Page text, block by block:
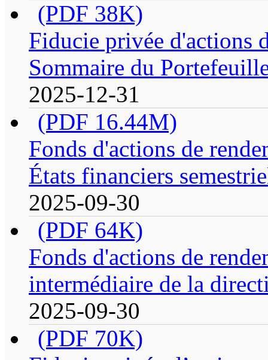
(PDF 38K)
Fiducie privée d'actions
Sommaire du
2025-12-31
(PDF 16.44M)
Fonds d'actions de
États financiers
2025-09-30
(PDF 64K)
Fonds d'actions de
intermédiaire de la
2025-09-30
(PDF 70K)